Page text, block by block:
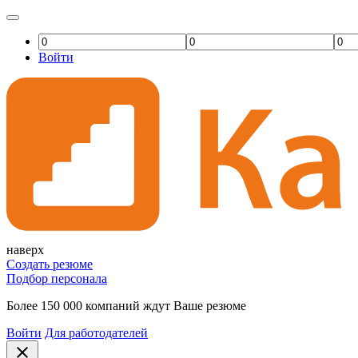
Войти
наверх
Создать резюме
Подбор персонала
Более 150 000 компаний ждут Ваше резюме
Войти Для работодателей
close